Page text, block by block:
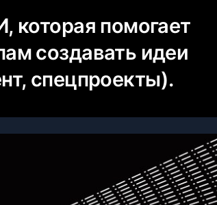
которая помогает
создавать идеи
спецпроекты).